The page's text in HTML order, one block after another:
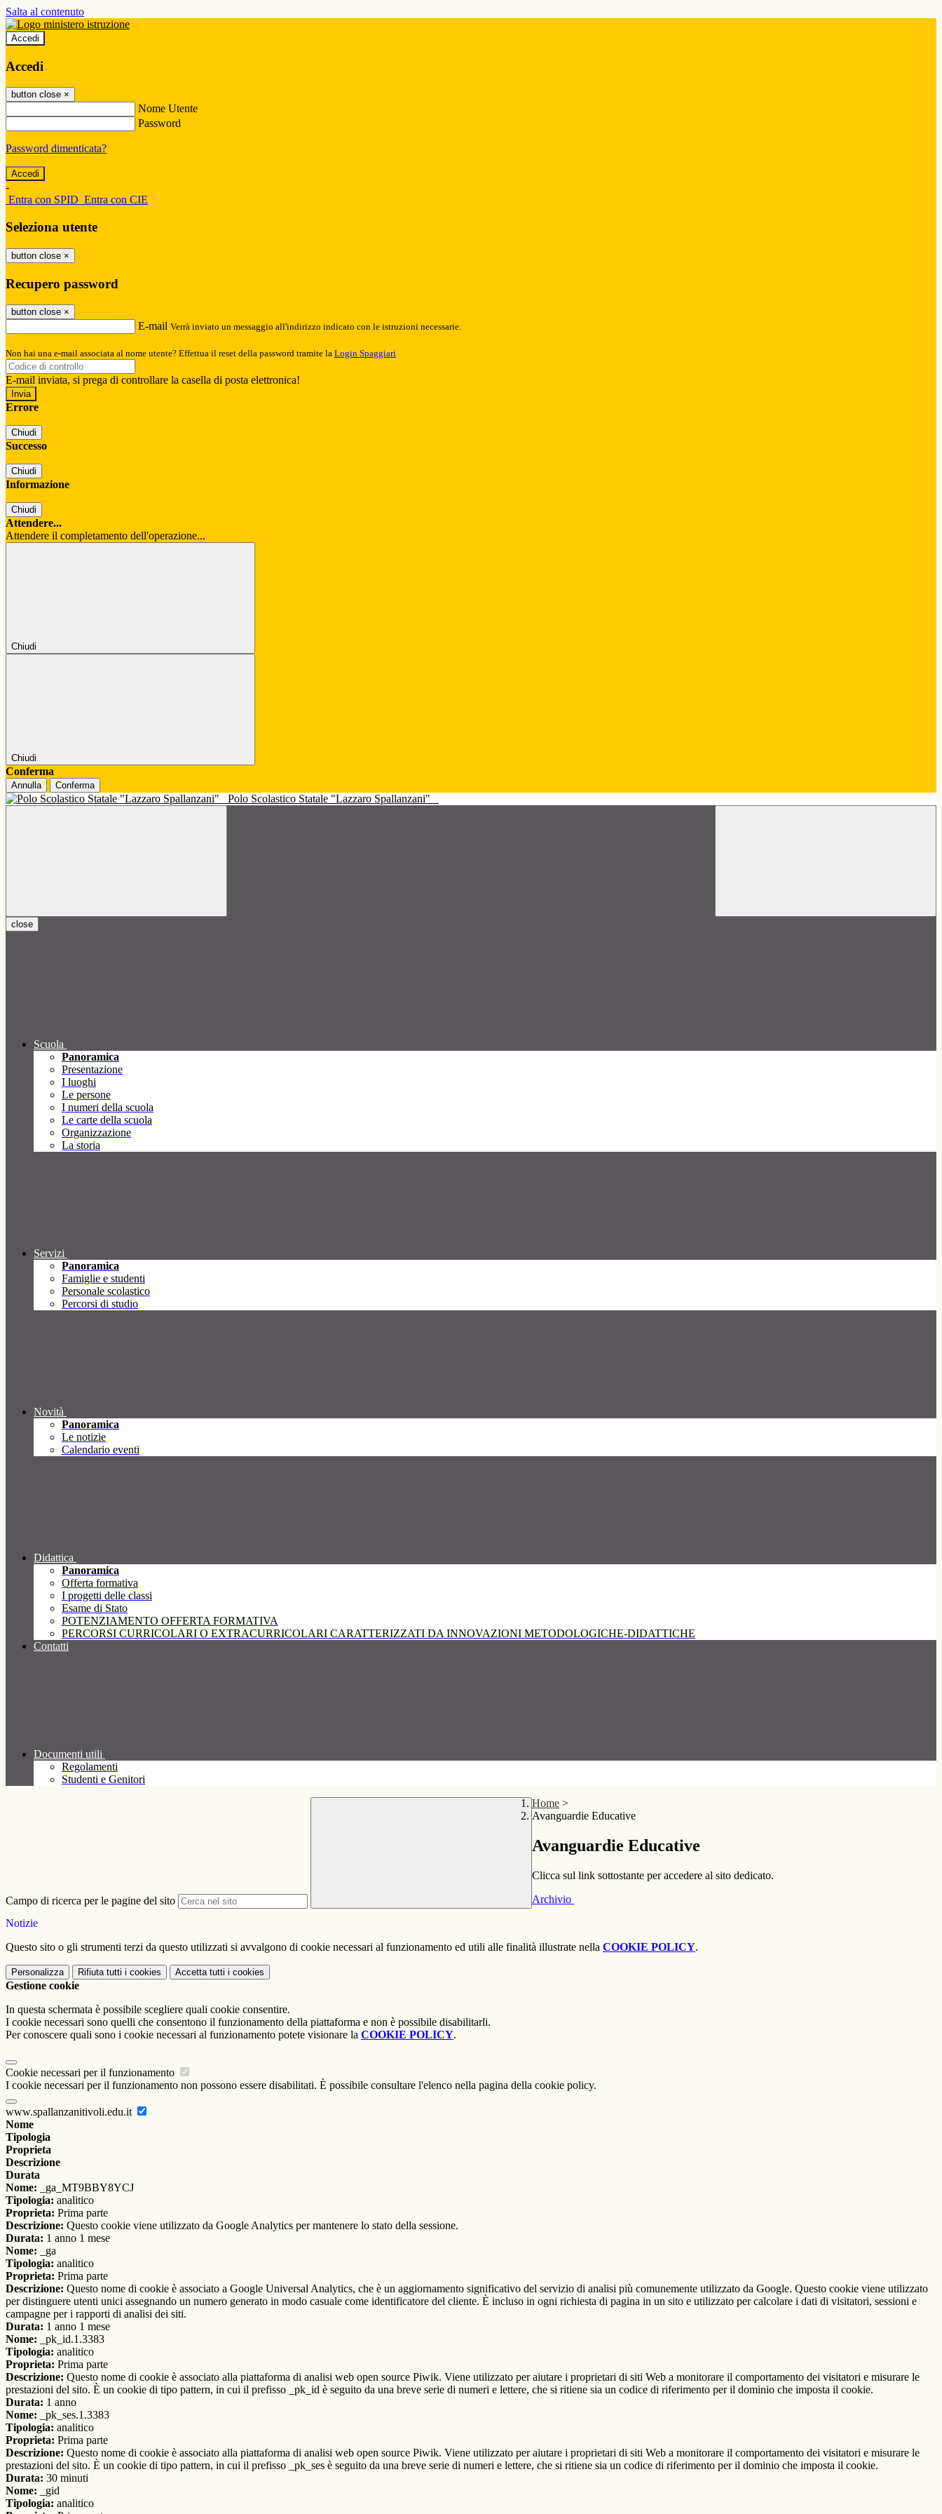
Salta al contenuto
Accedi
Accedi
button close ×
Nome Utente
Password
Password dimenticata?
-
Entra con SPID Entra con CIE
Seleziona utente
button close ×
Recupero password
button close ×
E-mail Verrà inviato un messaggio all'indirizzo indicato con le istruzioni necessarie.
Non hai una e-mail associata al nome utente? Effettua il reset della password tramite la Login Spaggiari
E-mail inviata, si prega di controllare la casella di posta elettronica!
Errore
Chiudi
Successo
Chiudi
Informazione
Chiudi
Attendere...
Attendere il completamento dell'operazione...
Chiudi
Chiudi
Conferma
Annulla Conferma
Polo Scolastico Statale "Lazzaro Spallanzani"
close
Scuola
Panoramica
Presentazione
I luoghi
Le persone
I numeri della scuola
Le carte della scuola
Organizzazione
La storia
Servizi
Panoramica
Famiglie e studenti
Personale scolastico
Percorsi di studio
Novità
Panoramica
Le notizie
Calendario eventi
Didattica
Panoramica
Offerta formativa
I progetti delle classi
Esame di Stato
POTENZIAMENTO OFFERTA FORMATIVA
PERCORSI CURRICOLARI O EXTRACURRICOLARI CARATTERIZZATI DA INNOVAZIONI METODOLOGICHE-DIDATTICHE
Contatti
Documenti utili
Regolamenti
Studenti e Genitori
Campo di ricerca per le pagine del sito
Home >
Avanguardie Educative
Avanguardie Educative
Clicca sul link sottostante per accedere al sito dedicato.
Archivio
Notizie
Questo sito o gli strumenti terzi da questo utilizzati si avvalgono di cookie necessari al funzionamento ed utili alle finalità illustrate nella COOKIE POLICY.
Personalizza Rifiuta tutti i cookies Accetta tutti i cookies
Gestione cookie
In questa schermata è possibile scegliere quali cookie consentire.
I cookie necessari sono quelli che consentono il funzionamento della piattaforma e non è possibile disabilitarli.
Per conoscere quali sono i cookie necessari al funzionamento potete visionare la COOKIE POLICY.
Cookie necessari per il funzionamento
I cookie necessari per il funzionamento non possono essere disabilitati. È possibile consultare l'elenco nella pagina della cookie policy.
www.spallanzanitivoli.edu.it
Nome
Tipologia
Proprieta
Descrizione
Durata
Nome: _ga_MT9BBY8YCJ
Tipologia: analitico
Proprieta: Prima parte
Descrizione: Questo cookie viene utilizzato da Google Analytics per mantenere lo stato della sessione.
Durata: 1 anno 1 mese
Nome: _ga
Tipologia: analitico
Proprieta: Prima parte
Descrizione: Questo nome di cookie è associato a Google Universal Analytics, che è un aggiornamento significativo del servizio di analisi più comunemente utilizzato da Google. Questo cookie viene utilizzato
per distinguere utenti unici assegnando un numero generato in modo casuale come identificatore del cliente. È incluso in ogni richiesta di pagina in un sito e utilizzato per calcolare i dati di visitatori, sessioni e
campagne per i rapporti di analisi dei siti.
Durata: 1 anno 1 mese
Nome: _pk_id.1.3383
Tipologia: analitico
Proprieta: Prima parte
Descrizione: Questo nome di cookie è associato alla piattaforma di analisi web open source Piwik. Viene utilizzato per aiutare i proprietari di siti Web a monitorare il comportamento dei visitatori e misurare le
prestazioni del sito. È un cookie di tipo pattern, in cui il prefisso _pk_id è seguito da una breve serie di numeri e lettere, che si ritiene sia un codice di riferimento per il dominio che imposta il cookie.
Durata: 1 anno
Nome: _pk_ses.1.3383
Tipologia: analitico
Proprieta: Prima parte
Descrizione: Questo nome di cookie è associato alla piattaforma di analisi web open source Piwik. Viene utilizzato per aiutare i proprietari di siti Web a monitorare il comportamento dei visitatori e misurare le
prestazioni del sito. È un cookie di tipo pattern, in cui il prefisso _pk_ses è seguito da una breve serie di numeri e lettere, che si ritiene sia un codice di riferimento per il dominio che imposta il cookie.
Durata: 30 minuti
Nome: _gid
Tipologia: analitico